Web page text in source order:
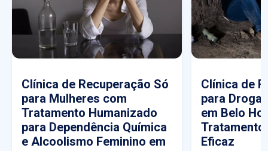
Clínica de Recuperação Só
para Mulheres com
Tratamento Humanizado
para Dependência Química
e Alcoolismo Feminino em
Clínica de
para
em Belo
Tratamento
Eficaz